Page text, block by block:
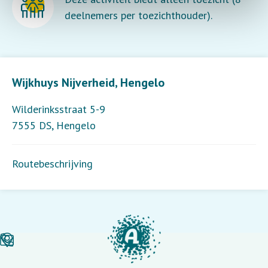
Wijkhuys Nijverheid, Hengelo
Wilderinksstraat 5-9
7555 DS, Hengelo
Routebeschrijving
deelnemers per toezichthouder).